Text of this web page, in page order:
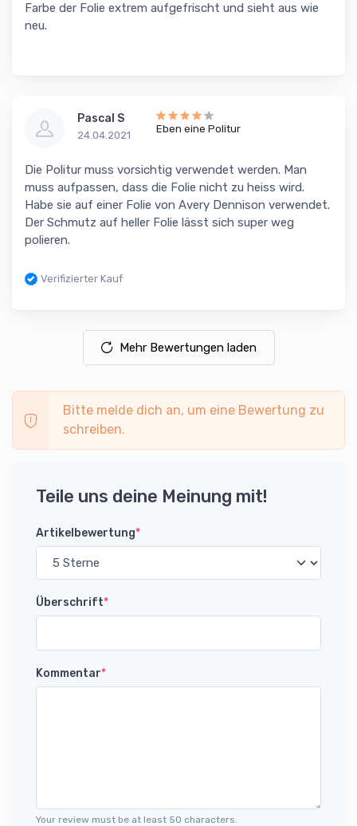
Farbe der Folie extrem aufgefrischt und sieht aus wie
neu.
Pascal S
24.04.2021
Eben eine Politur
Die Politur muss vorsichtig verwendet werden. Man
muss aufpassen, dass die Folie nicht zu heiss wird.
Habe sie auf einer Folie von Avery Dennison verwendet.
Der Schmutz auf heller Folie lässt sich super weg
polieren.
Verifizierter Kauf
Mehr Bewertungen laden
Bitte melde dich an, um eine Bewertung zu
schreiben.
Teile uns deine Meinung mit!
Artikelbewertung*
Überschrift*
Kommentar*
Your review must be at least 50 characters.